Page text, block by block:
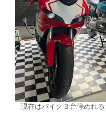
現在はバイク３台停めれ